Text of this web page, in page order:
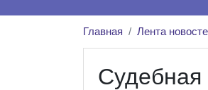
Главная Лента
Судебная